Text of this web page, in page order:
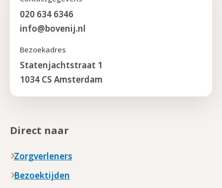
020 634 6346
info@bovenij.nl
Bezoekadres
Statenjachtstraat 1
1034 CS Amsterdam
Direct naar
Zorgverleners
Bezoektijden